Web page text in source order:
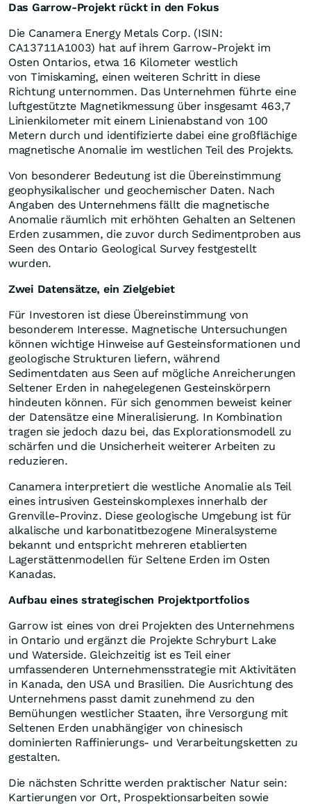
Das Garrow-Projekt rückt in den Fokus
Die Canamera Energy Metals Corp. (ISIN:
CA13711A1003) hat auf ihrem Garrow-Projekt im
Osten Ontarios, etwa 16 Kilometer westlich
von Timiskaming, einen weiteren Schritt in diese
Richtung unternommen. Das Unternehmen führte eine
luftgestützte Magnetikmessung über insgesamt 463,7
Linienkilometer mit einem Linienabstand von 100
Metern durch und identifizierte dabei eine großflächige
magnetische Anomalie im westlichen Teil des Projekts.
Von besonderer Bedeutung ist die Übereinstimmung
geophysikalischer und geochemischer Daten. Nach
Angaben des Unternehmens fällt die magnetische
Anomalie räumlich mit erhöhten Gehalten an Seltenen
Erden zusammen, die zuvor durch Sedimentproben aus
Seen des Ontario Geological Survey festgestellt
wurden.
Zwei Datensätze, ein Zielgebiet
Für Investoren ist diese Übereinstimmung von
besonderem Interesse. Magnetische Untersuchungen
können wichtige Hinweise auf Gesteinsformationen und
geologische Strukturen liefern, während
Sedimentdaten aus Seen auf mögliche Anreicherungen
Seltener Erden in nahegelegenen Gesteinskörpern
hindeuten können. Für sich genommen beweist keiner
der Datensätze eine Mineralisierung. In Kombination
tragen sie jedoch dazu bei, das Explorationsmodell zu
schärfen und die Unsicherheit weiterer Arbeiten zu
reduzieren.
Canamera interpretiert die westliche Anomalie als Teil
eines intrusiven Gesteinskomplexes innerhalb der
Grenville-Provinz. Diese geologische Umgebung ist für
alkalische und karbonatitbezogene Mineralsysteme
bekannt und entspricht mehreren etablierten
Lagerstättenmodellen für Seltene Erden im Osten
Kanadas.
Aufbau eines strategischen Projektportfolios
Garrow ist eines von drei Projekten des Unternehmens
in Ontario und ergänzt die Projekte Schryburt Lake
und Waterside. Gleichzeitig ist es Teil einer
umfassenderen Unternehmensstrategie mit Aktivitäten
in Kanada, den USA und Brasilien. Die Ausrichtung des
Unternehmens passt damit zunehmend zu den
Bemühungen westlicher Staaten, ihre Versorgung mit
Seltenen Erden unabhängiger von chinesisch
dominierten Raffinierungs- und Verarbeitungsketten zu
gestalten.
Die nächsten Schritte werden praktischer Natur sein:
Kartierungen vor Ort, Prospektionsarbeiten sowie